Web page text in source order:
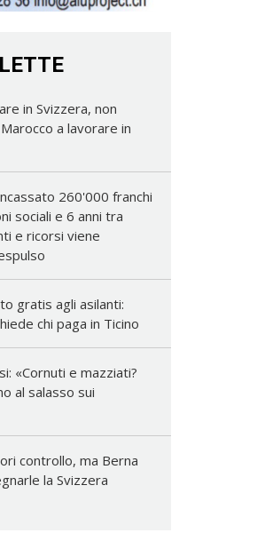
in Svizzera, non
a lavorare in
260'000 franchi
sociali e 6 anni tra
e ricorsi viene
gratis agli asilanti:
chi paga in Ticino
«Cornuti e mazziati?
al salasso sui
controllo, ma Berna
la Svizzera